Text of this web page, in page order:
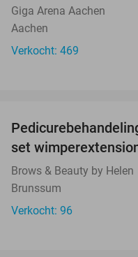
Giga Arena Aachen
Aachen
Verkocht: 469
set
Brows & Beauty by Helen
Brunssum
Verkocht: 96